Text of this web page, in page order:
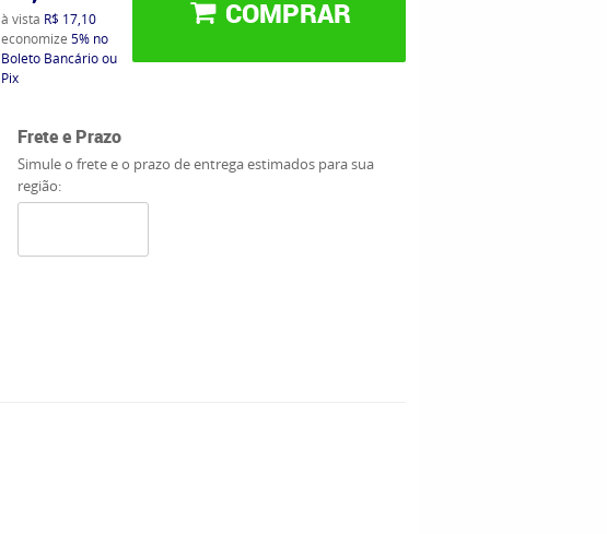
à vista R$ 17,10
economize 5% no
Boleto Bancário ou
Pix
COMPRAR
Frete e Prazo
Simule o frete e o prazo de entrega estimados para sua
região: